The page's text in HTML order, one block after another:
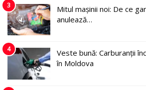
3
Mitul mașinii noi: De ce
anulează…
4
Veste bună: Carburanții
în Moldova